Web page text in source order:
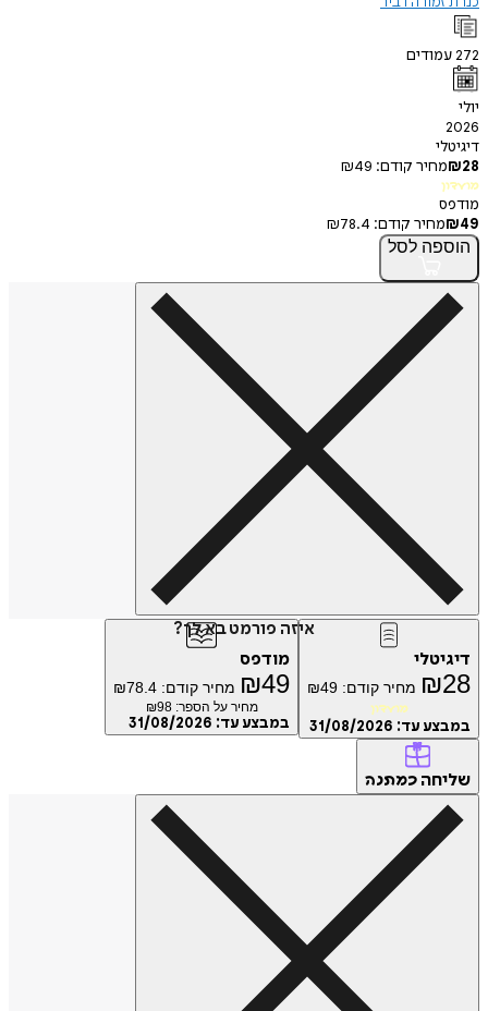
קודם:
₪49
מחיר קודם:
₪78.4
לסל
איזה פורמט בא לך?
₪ מחיר קודם: ₪49
עד:31/08/2026
מודפס
₪ 49 מחיר קודם: ₪78.4
מחיר על הספר: ₪98
במבצע עד:31/08/2026
כמתנה